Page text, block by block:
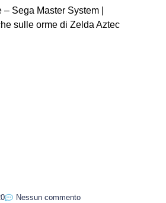
Sega Master System |
sulle orme di Zelda Aztec
Nessun commento